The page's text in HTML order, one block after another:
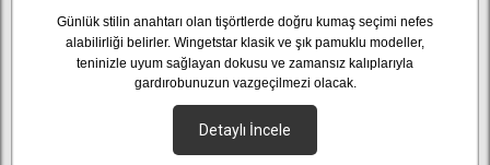
Detaylı İncele
Günlük stilin anahtarı olan tişörtlerde doğru kumaş seçimi nefes
alabilirliği belirler. Wingetstar klasik ve şık pamuklu modeller,
teninizle uyum sağlayan dokusu ve zamansız kalıplarıyla
gardırobunuzun vazgeçilmezi olacak.